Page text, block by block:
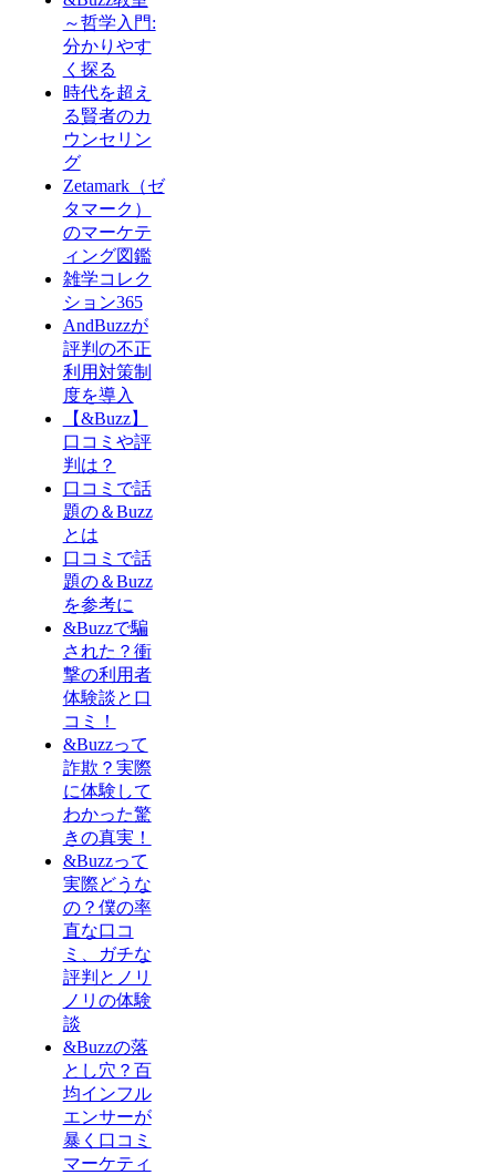
～哲学入門:
分かりやす
く探る
時代を超え
る賢者のカ
ウンセリン
グ
Zetamark（ゼ
タマーク）
のマーケテ
ィング図鑑
雑学コレク
ション365
AndBuzzが
評判の不正
利用対策制
度を導入
【&Buzz】
口コミや評
判は？
口コミで話
題の＆Buzz
とは
口コミで話
題の＆Buzz
を参考に
&Buzzで騙
された？衝
撃の利用者
体験談と口
コミ！
&Buzzって
詐欺？実際
に体験して
わかった驚
きの真実！
&Buzzって
実際どうな
の？僕の率
直な口コ
ミ、ガチな
評判とノリ
ノリの体験
談
&Buzzの落
とし穴？百
均インフル
エンサーが
暴く口コミ
マーケティ